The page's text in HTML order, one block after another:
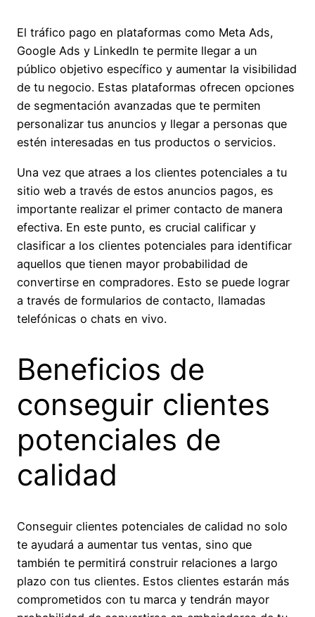
El tráfico pago en plataformas como Meta Ads,
Google Ads y LinkedIn te permite llegar a un
público objetivo específico y aumentar la visibilidad
de tu negocio. Estas plataformas ofrecen opciones
de segmentación avanzadas que te permiten
personalizar tus anuncios y llegar a personas que
estén interesadas en tus productos o servicios.
Una vez que atraes a los clientes potenciales a tu
sitio web a través de estos anuncios pagos, es
importante realizar el primer contacto de manera
efectiva. En este punto, es crucial calificar y
clasificar a los clientes potenciales para identificar
aquellos que tienen mayor probabilidad de
convertirse en compradores. Esto se puede lograr
a través de formularios de contacto, llamadas
telefónicas o chats en vivo.
Beneficios de
conseguir clientes
potenciales de
calidad
Conseguir clientes potenciales de calidad no solo
te ayudará a aumentar tus ventas, sino que
también te permitirá construir relaciones a largo
plazo con tus clientes. Estos clientes estarán más
comprometidos con tu marca y tendrán mayor